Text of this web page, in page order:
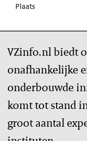
Plaats
VZinfo.nl biedt
onafhankelijke
onderbouwde
komt tot stand
groot aantal